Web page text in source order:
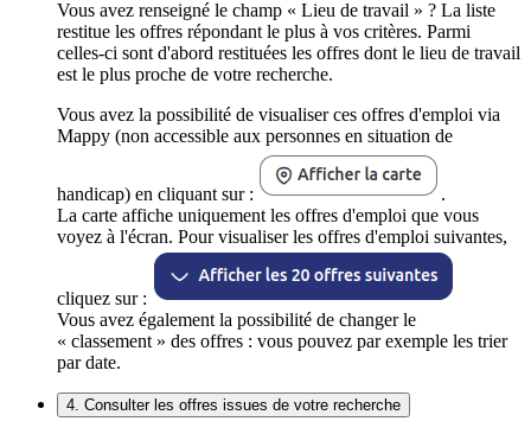
Vous avez renseigné le champ « Lieu de travail » ? La liste
restitue les offres répondant le plus à vos critères. Parmi
celles-ci sont d'abord restituées les offres dont le lieu de travail
est le plus proche de votre recherche.
Vous avez la possibilité de visualiser ces offres d'emploi via
Mappy (non accessible aux personnes en situation de
handicap) en cliquant sur :
.
La carte affiche uniquement les offres d'emploi que vous
voyez à l'écran. Pour visualiser les offres d'emploi suivantes,
cliquez sur :
Vous avez également la possibilité de changer le
« classement » des offres : vous pouvez par exemple les trier
par date.
4. Consulter les offres issues de votre recherche